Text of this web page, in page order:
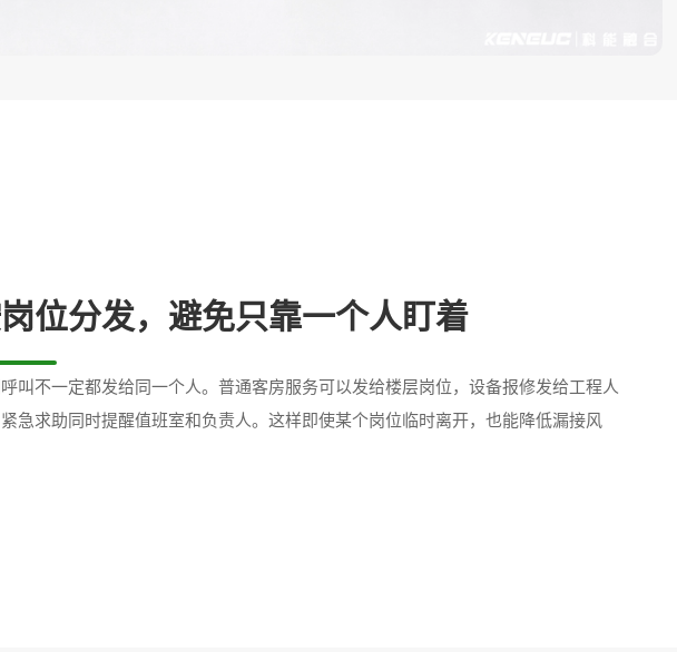
位分发，避免只靠一个人盯着
叫不一定都发给同一个人。普通客房服务可以发给楼层岗位，设备报修发给工程人
急求助同时提醒值班室和负责人。这样即使某个岗位临时离开，也能降低漏接风